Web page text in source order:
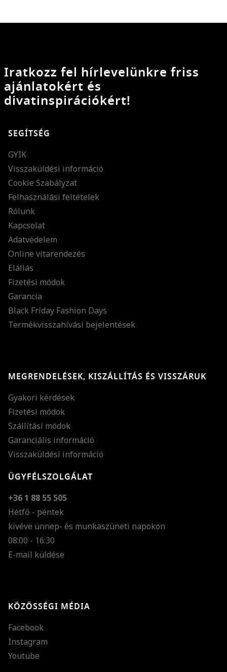
Iratkozz fel hírlevelünkre friss
ajánlatokért és
divatinspirációkért!
SEGÍTSÉG
GYIK
Visszaküldési információ
Cookie Szabályzat
Felhasználási feltételek
Rólunk
Kapcsolat
Adatvédelem
Online vitarendezés
Elállás
Fizetési módok
Garancia
Black Friday Fashion Days
Termékvisszahívási bejelentések
MEGRENDELÉSEK, KISZÁLLÍTÁS ÉS VISSZÁRUK
Gyakori kérdések
Fizetési módok
Szállítási módok
Garanciális információ
Visszaküldési információ
ÜGYFÉLSZOLGÁLAT
+36 1 88 55 505
Hétfő - péntek
kivéve ünnep- és munkaszüneti napokon
08:00 - 16:30
E-mail küldése
KÖZÖSSÉGI MÉDIA
Facebook
Instagram
Youtube